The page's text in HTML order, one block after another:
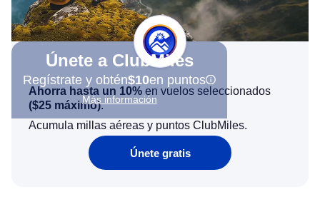
Únete a ClubMiles
Regístrate y obtén$10en puntos
Más información
Ahorra hasta un 10% en vuelos seleccionados
($25 máximo).
Acumula millas aéreas y puntos ClubMiles.
Únete gratis